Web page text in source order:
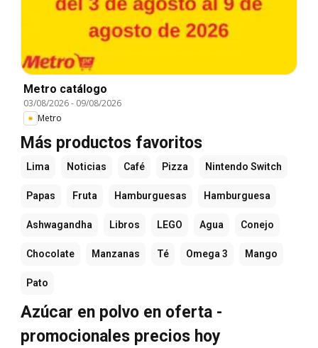
Metro catálogo
03/08/2026- 09/08/2026
Metro
Más productos favoritos
Lima Noticias Café Pizza Nintendo Switch
Papas Fruta Hamburguesas Hamburguesa
Ashwagandha Libros LEGO Agua Conejo
Chocolate Manzanas Té Omega 3 Mango
Pato
Azúcar en polvo en oferta -
promocionales precios hoy